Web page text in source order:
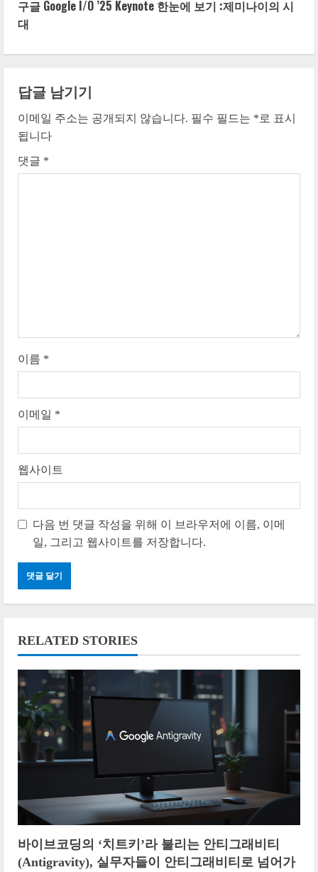
t
i
u
e
R
구글 Google I/O ’25 Keynote 한눈에 보기 :제미나이의 시
대
답글 남기기
이메일 주소는 공개되지 않습니다. 필수 필드는 * 로 표시
됩니다
댓글 *
이름 *
이메일 *
웹사이트
다음 번 댓글 작성을 위해 이 브라우저에 이름, 이메
일, 그리고 웹사이트를 저장합니다.
RELATED STORIES
바이브코딩의 ‘치트키’라 불리는 안티그래비티
(Antigravity), 실무자들이 안티그래비티로 넘어가